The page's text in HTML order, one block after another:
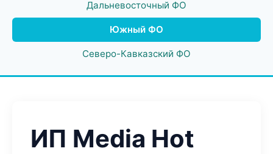
Дальневосточный ФО
Южный ФО
Северо-Кавказский ФО
ИП Media Hot